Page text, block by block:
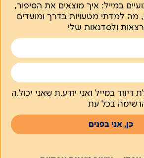
במייל: איך מוצאים את הסיפור,
מה למדתי מטעויות בדרך ומועדים
ולסדנאות שלי
במייל ואני יודע.ת שאני יכול.ה
בכל עת
כן, אני בפנים